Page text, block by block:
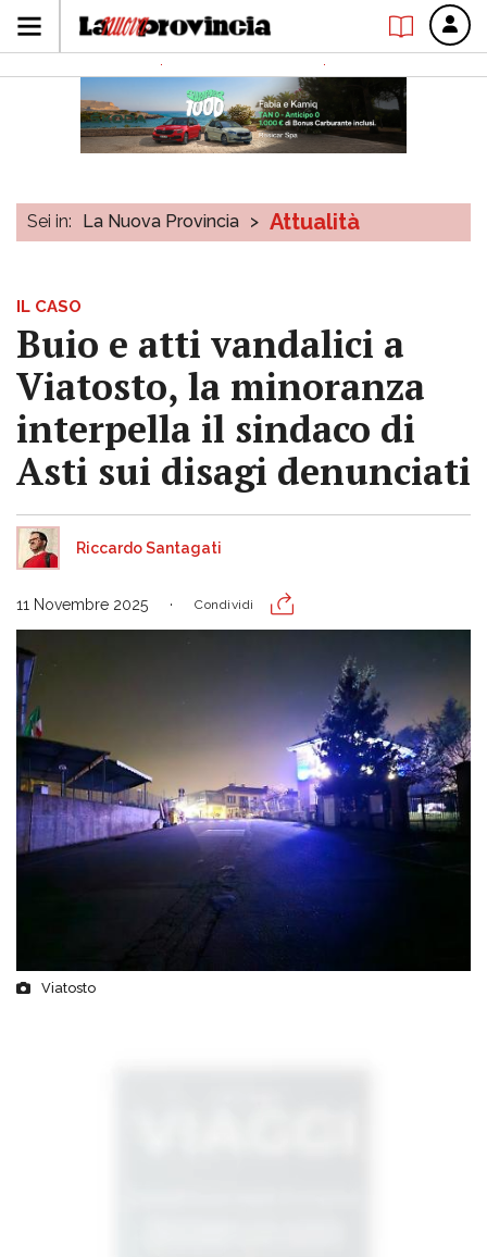
Sei in: La Nuova Provincia > Attualità
IL CASO
Buio e atti vandalici a
Viatosto, la minoranza
interpella il sindaco di
Asti sui disagi denunciati
Riccardo Santagati
11 Novembre 2025 Condividi
Viatosto